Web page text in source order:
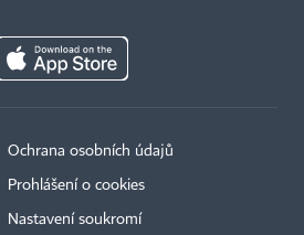
Ochrana osobních údajů
Prohlášení o cookies
Nastavení soukromí